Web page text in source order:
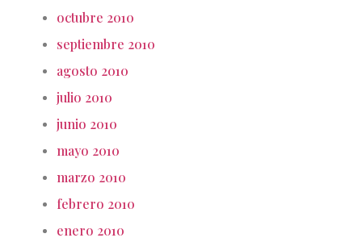
octubre 2010
septiembre 2010
agosto 2010
julio 2010
junio 2010
mayo 2010
marzo 2010
febrero 2010
enero 2010